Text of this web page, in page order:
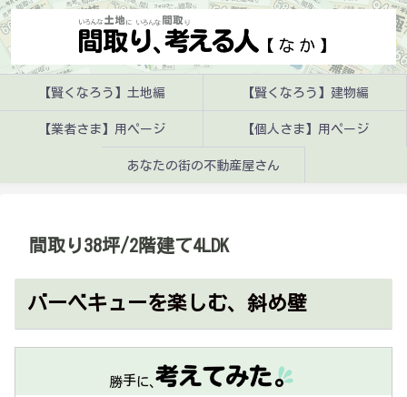
【賢くなろう】土地編 【賢くなろう】建物編
【業者さま】用ページ 【個人さま】用ページ
あなたの街の不動産屋さん
間取り38坪/2階建て4LDK
バーベキューを楽しむ、斜め壁